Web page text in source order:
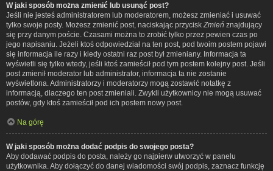
W jaki sposób można zmienić lub usunąć post?
Jeśli nie jesteś administratorem lub moderatorem, możesz zmieniać i usuwać
tylko swoje posty. Możesz zmienić post, naciskając przycisk Zmień znajdujący
się przy danym poście. Czasami można to zrobić tylko przez pewien czas po
jego napisaniu. Jeżeli ktoś odpowiedział na ten post, pod twoim postem pojawi
się informacja ile razy i kiedy ostatni raz post był zmieniany. Informacja ta
wyświetli się tylko wtedy, jeśli ktoś zamieścił pod tym postem kolejny post. Jeśli
post zmienił moderator lub administrator, informacja ta nie zostanie
wyświetlona. Administratorzy i moderatorzy mogą zostawić notatkę z
informacją, dlaczego ten post zmieniali. Zwykli użytkownicy nie mogą usuwać
postów, gdy ktoś zamieścił pod ich postem nowy post.
Na górę
W jaki sposób można dodać podpis do swojego posta?
Aby dodawać podpis do posta, należy go najpierw utworzyć w panelu
użytkownika. Aby dołączyć do danej wiadomości swój podpis, zaznacz funkcję